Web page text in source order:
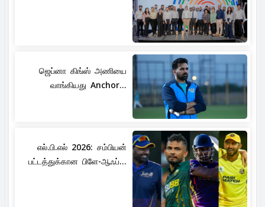
ஜெப்னா கிங்ஸ் அணியை
வாங்கியது Anchor...
எல்.பி.எல் 2026: சம்பியன்
பட்டத்துக்கான பிளே-ஆஃப்...